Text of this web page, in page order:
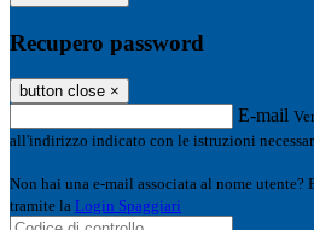
Recupero password
button close ×
E-mail
all'indirizzo indicato con le istruzioni
Non hai una e-mail associata al nome utente?
tramite la Login Spaggiari